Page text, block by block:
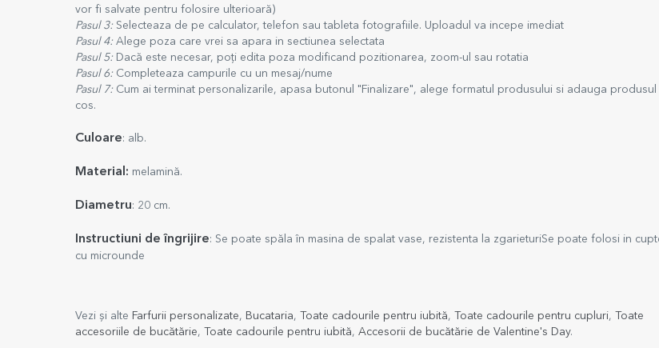
vor fi salvate pentru folosire ulterioară)
Pasul 3: Selecteaza de pe calculator, telefon sau tableta fotografiile. Uploadul va incepe imediat
Pasul 4: Alege poza care vrei sa apara in sectiunea selectata
Pasul 5: Dacă este necesar, poți edita poza modificand pozitionarea, zoom-ul sau rotatia
Pasul 6: Completeaza campurile cu un mesaj/nume
Pasul 7: Cum ai terminat personalizarile, apasa butonul "Finalizare", alege formatul produsului si adauga produsul
cos.
Culoare: alb.
Material: melamină.
Diametru: 20 cm.
Instructiuni de îngrijire: Se poate spăla în masina de spalat vase, rezistenta la zgarieturiSe poate folosi in
cu microunde
Vezi și alte Farfurii personalizate, Bucataria, Toate cadourile pentru iubită, Toate cadourile pentru cupluri,
Toate
accesoriile de bucătărie, Toate cadourile pentru iubită, Accesorii de bucătărie de Valentine's Day.